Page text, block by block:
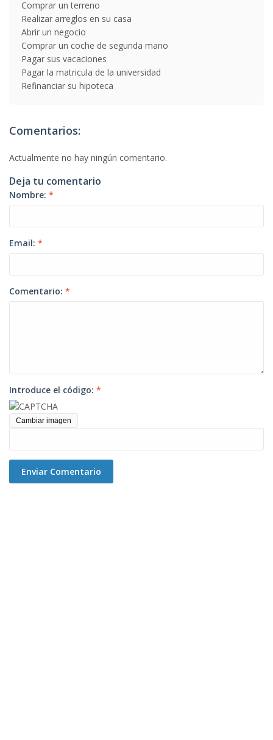
Comprar un terreno
Realizar arreglos en su casa
Abrir un negocio
Comprar un coche de segunda mano
Pagar sus vacaciones
Pagar la matricula de la universidad
Refinanciar su hipoteca
Comentarios:
Actualmente no hay ningún comentario.
Deja tu comentario
Nombre: *
Email: *
Comentario: *
Introduce el código: *
Cambiar imagen
Enviar Comentario